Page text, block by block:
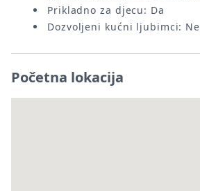
Prikladno za djecu: Da
Dozvoljeni kućni ljubimci: Ne
Početna lokacija